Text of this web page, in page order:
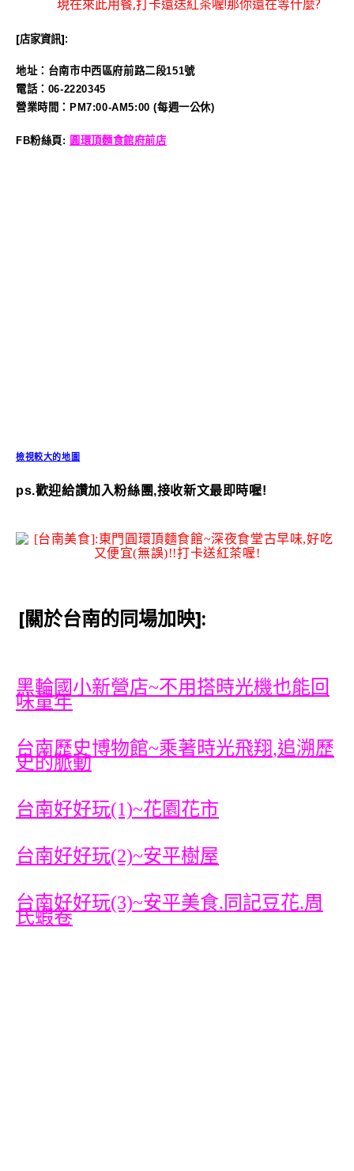
現在來此用餐,打卡還送紅茶喔!那你還在等什麼?
[店家資訊]:
地址：台南市中西區府前路二段151號
電話：06-2220345
營業時間：PM7:00-AM5:00 (每週一公休)
FB粉絲頁: 圓環頂麵食館府前店
檢視較大的地圖
ps.歡迎給讚加入粉絲團,接收新文最即時喔!
[關於台南的同場加映]:
黑輪國小新營店~不用搭時光機也能回
味童年
台南歷史博物館~乘著時光飛翔,追溯歷
史的脈動
台南好好玩(1)~花園花市
台南好好玩(2)~安平樹屋
台南好好玩(3)~安平美食.同記豆花.周
氏蝦卷